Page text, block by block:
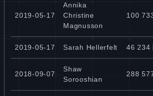
2019-05-17
Annika
Christine
Magnusson
100
2019-05-17 Sarah Hellerfelt 46 234
2018-09-07
Shaw
Sorooshian
288